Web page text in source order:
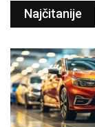
Najčitanije